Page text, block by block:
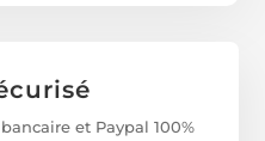
et Paypal 100%